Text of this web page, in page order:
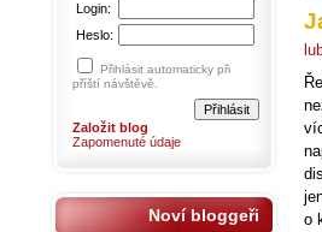
o
Login:
Heslo:
Přihlásit automaticky při
příští návštěvě.
Založit blog
Zapomenuté údaje
Noví bloggeři